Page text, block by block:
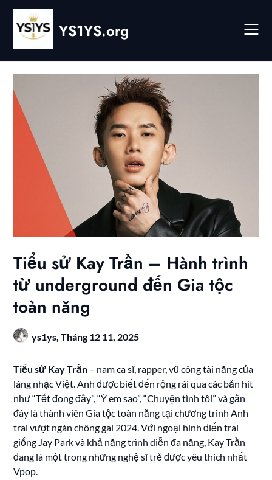
Skip
content
YS1YS.org
Tiểu sử Kay Trần – Hành trình
từ underground đến Gia tộc
toàn năng
ys1ys,Tháng 12 11, 2025
Tiểu sử Kay Trần – nam ca sĩ, rapper, vũ công tài năng của
làng nhạc Việt. Anh được biết đến rộng rãi qua các bản hit
như “Tết đong đầy”, “Ý em sao”, “Chuyện tình tôi” và gần
đây là thành viên Gia tộc toàn năng tại chương trình Anh
trai vượt ngàn chông gai 2024. Với ngoại hình điển trai
giống Jay Park và khả năng trình diễn đa năng, Kay Trần
đang là một trong những nghệ sĩ trẻ được yêu thích nhất
Vpop.